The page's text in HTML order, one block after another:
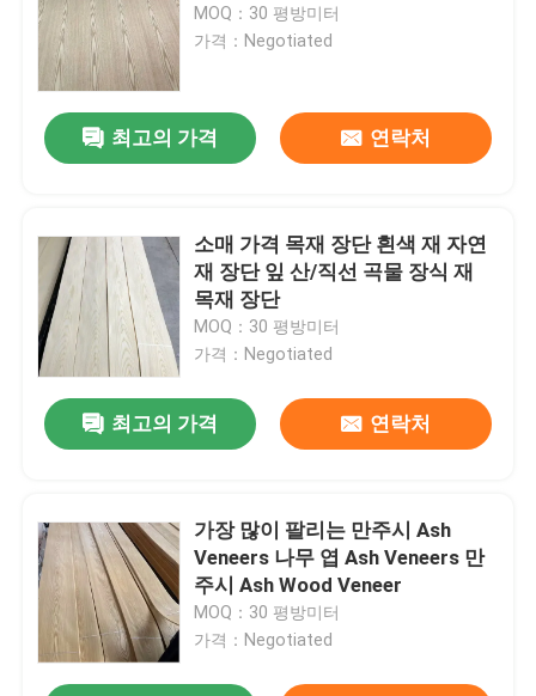
제품
우리에 대하여
공장 여행
MOQ：30 평방미터
가격：Negotiated
최고의 가격 연락처
소매 가격 목재 장단 흰색 재 자연
재 장단 잎 산/직선 곡물 장식 재
목재 장단
MOQ：30 평방미터
가격：Negotiated
최고의 가격 연락처
가장 많이 팔리는 만주시 Ash
Veneers 나무 엽 Ash Veneers 만
주시 Ash Wood Veneer
MOQ：30 평방미터
가격：Negotiated